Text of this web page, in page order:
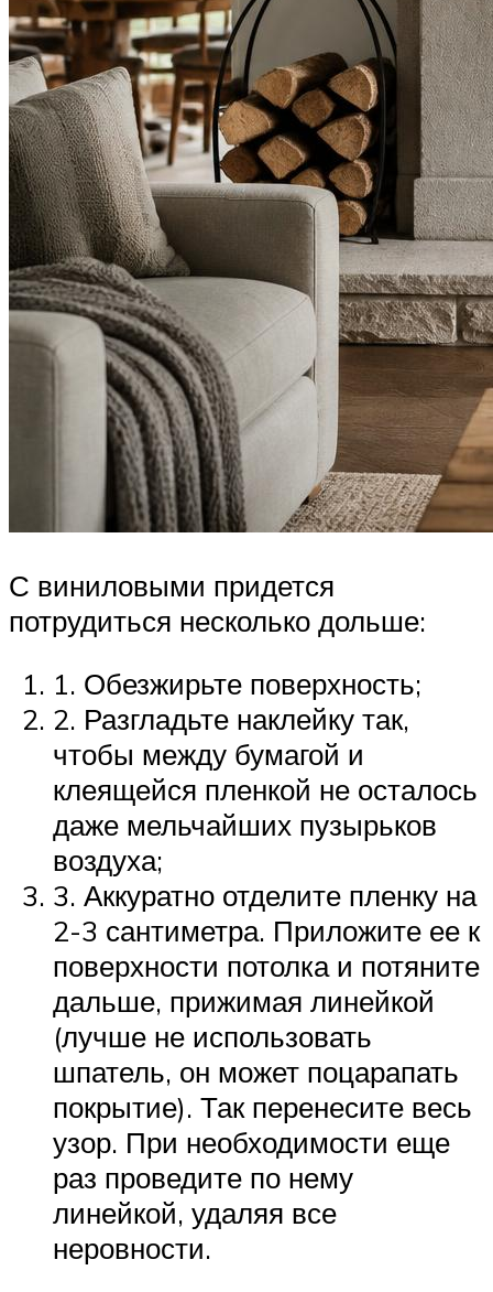
С виниловыми придется
потрудиться несколько дольше:
1. Обезжирьте поверхность;
2. Разгладьте наклейку так,
чтобы между бумагой и
клеящейся пленкой не осталось
даже мельчайших пузырьков
воздуха;
3. Аккуратно отделите пленку на
2-3 сантиметра. Приложите ее к
поверхности потолка и потяните
дальше, прижимая линейкой
(лучше не использовать
шпатель, он может поцарапать
покрытие). Так перенесите весь
узор. При необходимости еще
раз проведите по нему
линейкой, удаляя все
неровности.